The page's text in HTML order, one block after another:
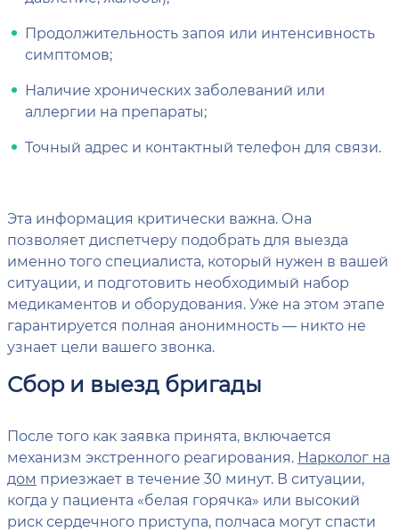
Продолжительность запоя или интенсивность
симптомов;
Наличие хронических заболеваний или
аллергии на препараты;
Точный адрес и контактный телефон для связи.
Эта информация критически важна. Она
позволяет диспетчеру подобрать для выезда
именно того специалиста, который нужен в вашей
ситуации, и подготовить необходимый набор
медикаментов и оборудования. Уже на этом этапе
гарантируется полная анонимность — никто не
узнает цели вашего звонка.
Сбор и выезд бригады
После того как заявка принята, включается
механизм экстренного реагирования. Нарколог на
дом приезжает в течение 30 минут. В ситуации,
когда у пациента «белая горячка» или высокий
риск сердечного приступа, полчаса могут спасти